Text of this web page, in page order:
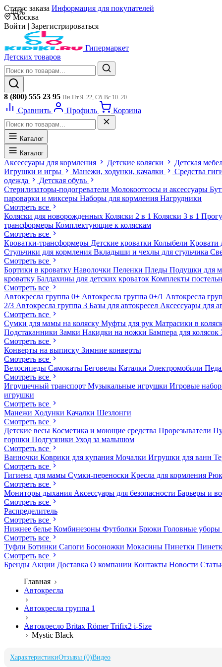
Статус заказа Информация для покупателей
Москва
Войти | Зарегистрироваться
Гипермаркет
Детских товаров
8 (800) 555 23 95 Пн-Пт 9–22, Сб-Вс 10–20
Сравнить Профиль Корзина
Каталог
Каталог
Аксессуары для кормления Детские коляски
Детская
Игрушки и игры
Манежи, ходунки, качалки
Средства
одежда
Детская обувь
Стерилизаторы-подогреватели Молокоотсосы и аксессуары
пароварки и миксеры Наборы для кормления Нагрудники
Смотреть все
Коляски для новорожденных Коляски 2 в 1 Коляски 3 в 1
трансформеры Комплектующие к коляскам
Смотреть все
Кроватки-трансформеры Детские кроватки Колыбели Кровати
Стульчики для кормления Вкладыши и чехлы для стульчика
Смотреть все
Бортики в кроватку Наволочки Пеленки Пледы Подушки для
кроватку Балдахины для детских кроваток Комплекты
Смотреть все
Автокресла группа 0+ Автокресла группа 0+/1 Автокресла
2/3 Автокресла группа 3 Базы для автокресел Аксессуары для
Смотреть все
Сумки для мамы на коляску Муфты для рук Матрасики в
Подстаканники Замки Накидки на ножки Бампера для колясок
Смотреть все
Конверты на выписку Зимние конверты
Смотреть все
Велосипеды Самокаты Беговелы Каталки Электромобили
Смотреть все
Игрушечный транспорт Музыкальные игрушки Игровые
игрушки
Смотреть все
Манежи Ходунки Качалки Шезлонги
Смотреть все
Детские весы Косметика и моющие средства Прорезыватели
горшки Подгузники Уход за малышом
Смотреть все
Ванночки Коврики для купания Мочалки Игрушки для ванн
Смотреть все
Гигиена для мамы Сумки-переноски Кресла для кормления
Смотреть все
Мониторы дыхания Аксессуары для безопасности Барьеры и
Смотреть все
Распределитель
Смотреть все
Нижнее белье Комбинезоны Футболки Брюки Головные уборы
Смотреть все
Туфли Ботинки Сапоги Босоножки Мокасины Пинетки
Смотреть все
Бренды Акции Доставка О компании Контакты Новости
Главная
Автокресла
Автокресла группа 1
Автокресло Britax Römer Trifix2 i-Size
Mystic Black
ХарактеристикиОтзывы (0)Видео
-44%